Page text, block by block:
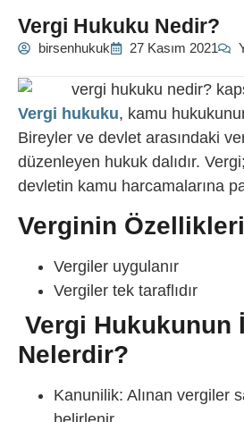
Vergi Hukuku Nedir?
birsenhukuk 27 Kasım 2021
Vergi hukuku, kamu
Bireyler ve devlet arasındaki
düzenleyen hukuk dalıdır.
devletin kamu harcamalarına
Verginin
Vergiler uygulanır
Vergiler tek taraflıdır
Vergi Hukukunun
Nelerdir?
Kanunilik: Alınan vergiler